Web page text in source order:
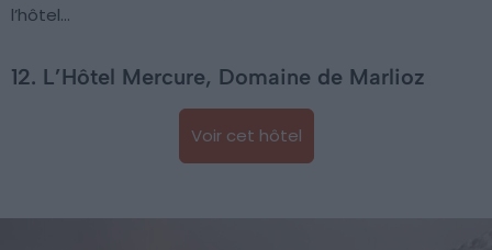
l’hôtel…
12. L’Hôtel Mercure, Domaine de Marlioz
Voir cet hôtel